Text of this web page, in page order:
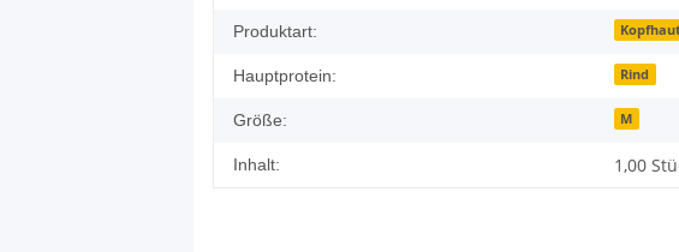
Produktart:
Hauptprotein: Rind
Größe: M
Inhalt: 1,00